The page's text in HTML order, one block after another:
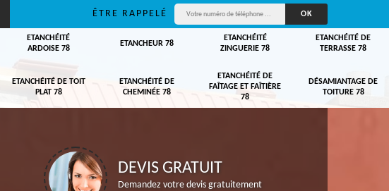
ÊTRE RAPPELÉ
ETANCHÉITÉ
ARDOISE 78
ETANCHEUR 78
ETANCHÉITÉ
ZINGUERIE 78
ETANCHÉITÉ DE
TERRASSE 78
ETANCHÉITÉ DE TOIT
PLAT 78
ETANCHÉITÉ DE
CHEMINÉE 78
ETANCHÉITÉ DE
FAÎTAGE ET FAÎTIÈRE
78
DÉSAMIANTAGE DE
TOITURE 78
DEVIS GRATUIT
Demandez votre devis gratuitement